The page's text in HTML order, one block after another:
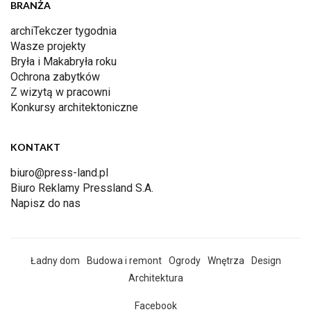
BRANŻA
archiTekczer tygodnia
Wasze projekty
Bryła i Makabryła roku
Ochrona zabytków
Z wizytą w pracowni
Konkursy architektoniczne
KONTAKT
biuro@press-land.pl
Biuro Reklamy Pressland S.A.
Napisz do nas
Ładny dom Budowa i remont Ogrody Wnętrza
Design
Architektura
Facebook